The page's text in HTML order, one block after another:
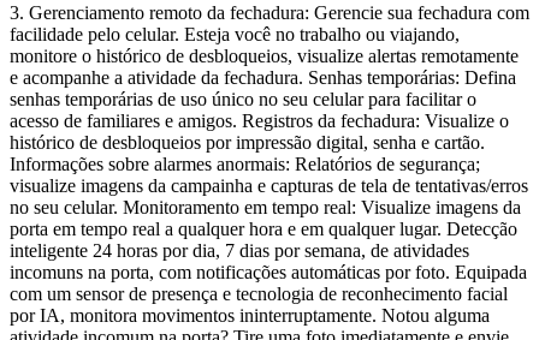
3. Gerenciamento remoto da fechadura: Gerencie sua fechadura com
facilidade pelo celular. Esteja você no trabalho ou viajando,
monitore o histórico de desbloqueios, visualize alertas remotamente
e acompanhe a atividade da fechadura. Senhas temporárias: Defina
senhas temporárias de uso único no seu celular para facilitar o
acesso de familiares e amigos. Registros da fechadura: Visualize o
histórico de desbloqueios por impressão digital, senha e cartão.
Informações sobre alarmes anormais: Relatórios de segurança;
visualize imagens da campainha e capturas de tela de tentativas/erros
no seu celular. Monitoramento em tempo real: Visualize imagens da
porta em tempo real a qualquer hora e em qualquer lugar. Detecção
inteligente 24 horas por dia, 7 dias por semana, de atividades
incomuns na porta, com notificações automáticas por foto. Equipada
com um sensor de presença e tecnologia de reconhecimento facial
por IA, monitora movimentos ininterruptamente. Notou alguma